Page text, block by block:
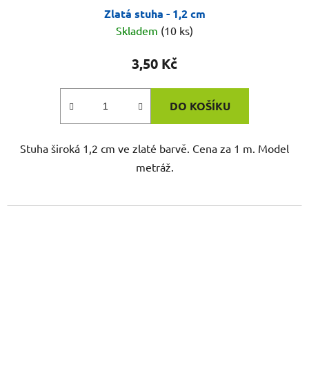
Zlatá stuha - 1,2 cm
Skladem (10 ks)
3,50 Kč
DO KOŠÍKU
Stuha široká 1,2 cm ve zlaté barvě. Cena za 1 m. Model
metráž.